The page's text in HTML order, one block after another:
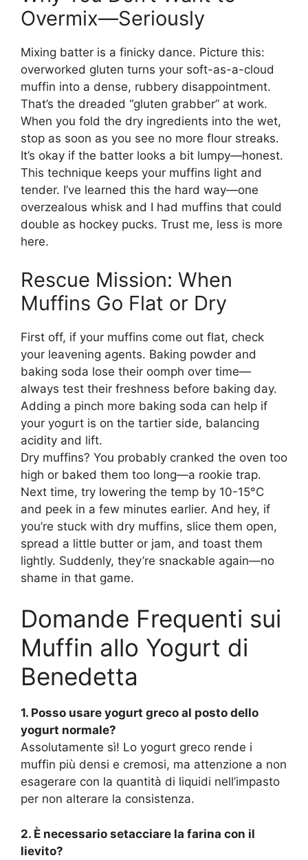
Overmix—Seriously
Mixing batter is a finicky dance. Picture this:
overworked gluten turns your soft-as-a-cloud
muffin into a dense, rubbery disappointment.
That’s the dreaded “gluten grabber” at work.
When you fold the dry ingredients into the wet,
stop as soon as you see no more flour streaks.
It’s okay if the batter looks a bit lumpy—honest.
This technique keeps your muffins light and
tender. I’ve learned this the hard way—one
overzealous whisk and I had muffins that could
double as hockey pucks. Trust me, less is more
here.
Rescue Mission: When
Muffins Go Flat or Dry
First off, if your muffins come out flat, check
your leavening agents. Baking powder and
baking soda lose their oomph over time—
always test their freshness before baking day.
Adding a pinch more baking soda can help if
your yogurt is on the tartier side, balancing
acidity and lift.
Dry muffins? You probably cranked the oven too
high or baked them too long—a rookie trap.
Next time, try lowering the temp by 10-15°C
and peek in a few minutes earlier. And hey, if
you’re stuck with dry muffins, slice them open,
spread a little butter or jam, and toast them
lightly. Suddenly, they’re snackable again—no
shame in that game.
Domande Frequenti sui
Muffin allo Yogurt di
Benedetta
1. Posso usare yogurt greco al posto dello
yogurt normale?
Assolutamente sì! Lo yogurt greco rende i
muffin più densi e cremosi, ma attenzione a non
esagerare con la quantità di liquidi nell’impasto
per non alterare la consistenza.
2. È necessario setacciare la farina con il
lievito?